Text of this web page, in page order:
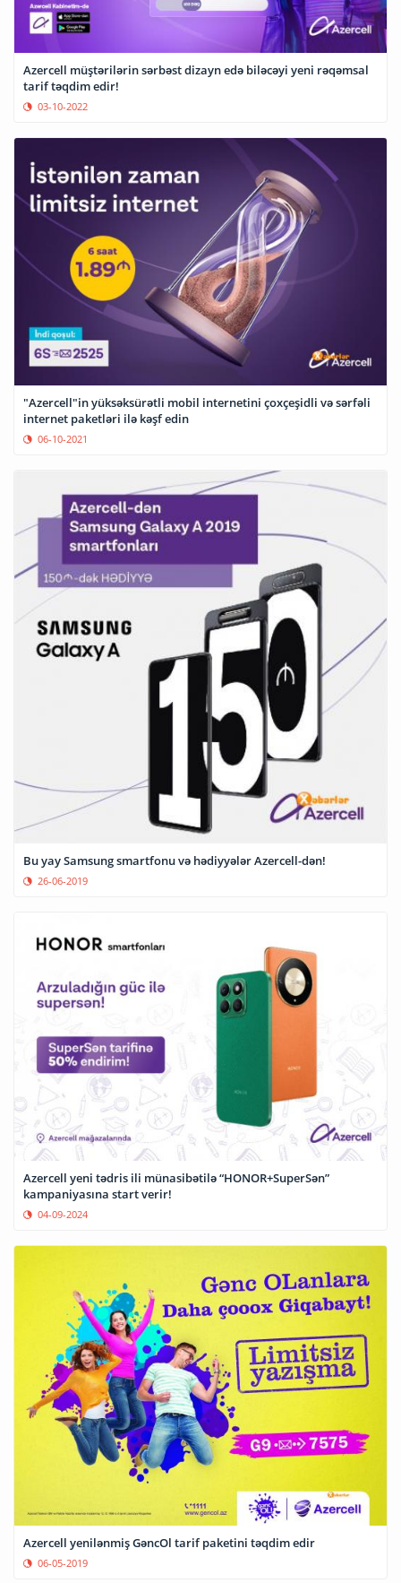
Azercell müştərilərin sərbəst dizayn edə biləcəyi yeni rəqəmsal
tarif təqdim edir!
03-10-2022
"Azercell"in yüksəksürətli mobil internetini çoxçeşidli və sərfəli
internet paketləri ilə kəşf edin
06-10-2021
Bu yay Samsung smartfonu və hədiyyələr Azercell-dən!
26-06-2019
Azercell yeni tədris ili münasibətilə “HONOR+SuperSən”
kampaniyasına start verir!
04-09-2024
Azercell yenilənmiş GəncOl tarif paketini təqdim edir
06-05-2019